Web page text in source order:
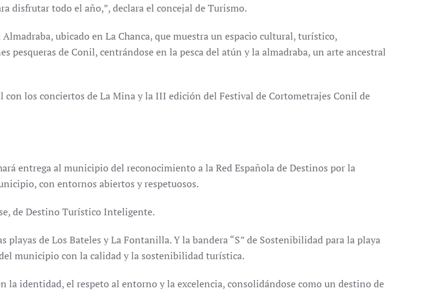
disfrutar todo el año,”, declara el concejal de Turismo.
ubicado en La Chanca, que muestra un espacio cultural, turístico,
de Conil, centrándose en la pesca del atún y la almadraba, un arte ancestral
los conciertos de La Mina y la III edición del Festival de Cortometrajes Conil de
entrega al municipio del reconocimiento a la Red Española de Destinos por la
con entornos abiertos y respetuosos.
de Destino Turístico Inteligente.
de Los Bateles y La Fontanilla. Y la bandera “S” de Sostenibilidad para la playa
municipio con la calidad y la sostenibilidad turística.
la identidad, el respeto al entorno y la excelencia, consolidándose como un destino de